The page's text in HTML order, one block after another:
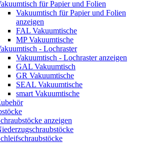
für Papier und Folien
Vakuumtisch für Papier und Folien
anzeigen
FAL Vakuumtische
MP Vakuumtische
- Lochraster
Vakuumtisch - Lochraster anzeigen
GAL Vakuumtisch
GR Vakuumtische
SEAL Vakuumtische
smart Vakuumtische
anzeigen